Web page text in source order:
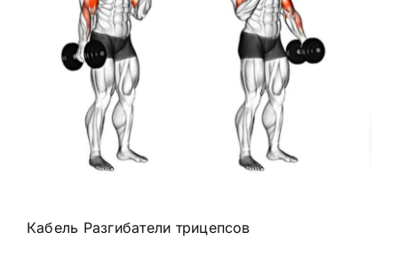
Кабель Разгибатели трицепсов